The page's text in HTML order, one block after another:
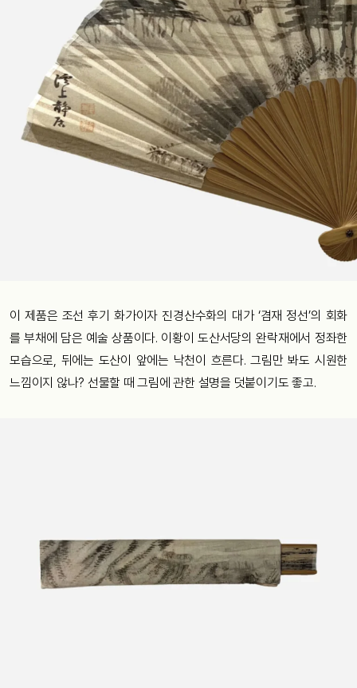
이 제품은 조선 후기 화가이자 진경산수화의 대가 ‘겸재 정선’의 회화
를 부채에 담은 예술 상품이다. 이황이 도산서당의 완락재에서 정좌한
모습으로, 뒤에는 도산이 앞에는 낙천이 흐른다. 그림만 봐도 시원한
느낌이지 않나? 선물할 때 그림에 관한 설명을 덧붙이기도 좋고.